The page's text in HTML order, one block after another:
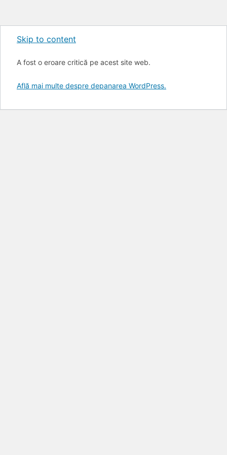
Skip to content
A fost o eroare critică pe acest site web.
Află mai multe despre depanarea WordPress.